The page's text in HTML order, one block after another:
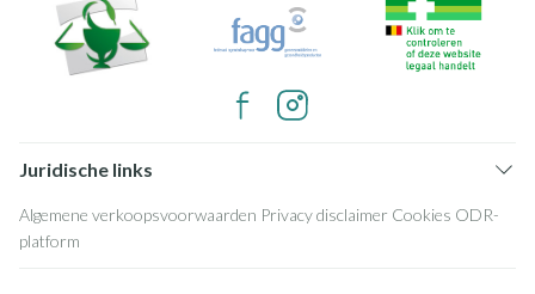
Juridische links
Algemene verkoopsvoorwaarden Privacy disclaimer Cookies ODR-
platform